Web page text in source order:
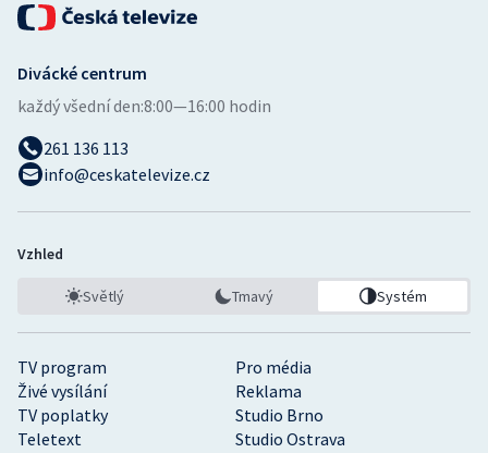
TV program
Pro média
Živé vysílání
Reklama
TV poplatky
Studio Brno
Teletext
Studio Ostrava
Divácké centrum
každý všední den:8:00—16:00 hodin
261 136 113
info@ceskatelevize.cz
Vzhled
Světlý Tmavý Systém